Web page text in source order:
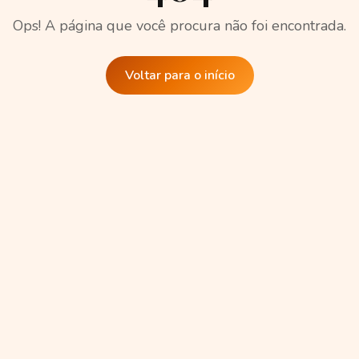
Ops! A página que você procura não foi encontrada.
Voltar para o início